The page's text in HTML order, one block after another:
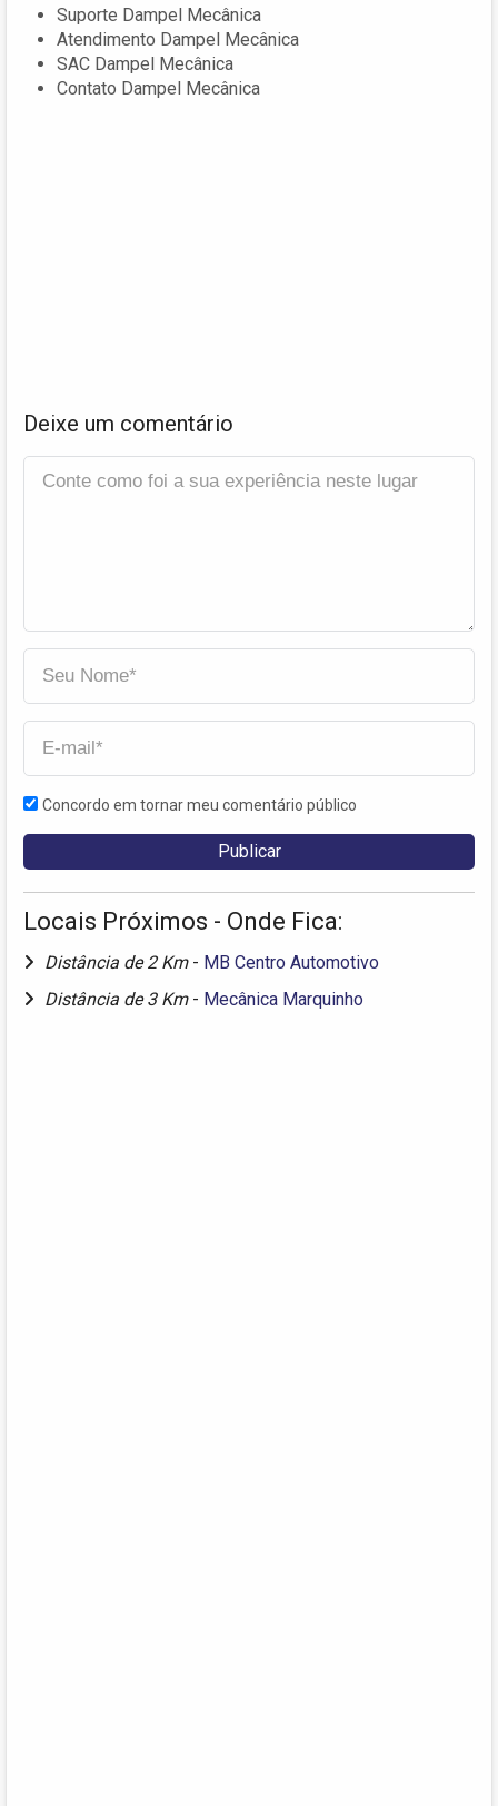
Suporte Dampel Mecânica
Atendimento Dampel Mecânica
SAC Dampel Mecânica
Contato Dampel Mecânica
Deixe um comentário
Concordo em tornar meu comentário público
Locais Próximos - Onde Fica:
Distância de 2 Km - MB Centro Automotivo
Distância de 3 Km - Mecânica Marquinho